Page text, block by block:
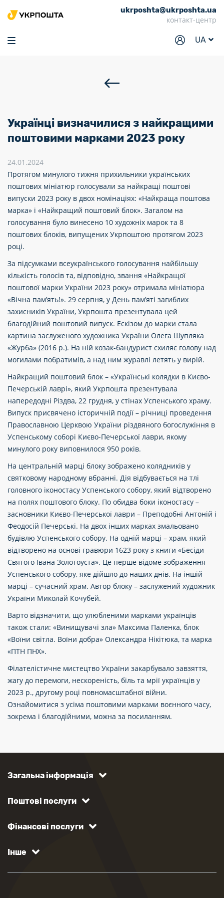
ukrposhta@ukrposhta.ua
контакт-центр
UA
Головна
Маркет
Відділення
Кар’єра
Для бізнесу
Українці визначилися з найкращими
поштовими марками 2023 року
24.01.2024
Протягом минулого тижня прихильники українських
поштових мініатюр голосували за найкращі поштові
випуски 2023 року в двох номінаціях: «Найкраща поштова
марка» і «Найкращий поштовий блок». Загалом на
голосування було винесено 10 художніх марок та 8
поштових блоків, випущених Укрпоштою протягом 2023
році.
За підсумками всеукраїнського голосування найбільшу
кількість голосів та, відповідно, звання «Найкращої
поштової марки України 2023 року» отримала мініатюра
«Вічна пам’ять!». 29 серпня, у День пам’яті загиблих
захисників України, Укрпошта презентувала цей
благодійний поштовий випуск. Ескізом до марки стала
картина заслуженого художника України Олега Шупляка
«Журба» (2016 р.). На ній козак-бандурист схиляє голову над
могилами побратимів, а над ним журавлі летять у вирій.
Найкращий поштовий блок – «Українські колядки в Києво-
Печерській лаврі», який Укрпошта презентувала
напередодні Різдва, 22 грудня, у стінах Успенського храму.
Випуск присвячено історичній події – річниці проведення
Православною Церквою України різдвяного богослужіння в
Успенському соборі Києво-Печерської лаври, якому
минулого року виповнилося 950 років.
На центральній марці блоку зображено колядників у
святковому народному вбранні. Дія відбувається на тлі
головного іконостасу Успенського собору, який відтворено
на полях поштового блоку. По обидва боки іконостасу –
засновники Києво-Печерської лаври – Преподобні Антоній і
Феодосій Печерські. На двох інших марках змальовано
будівлю Успенського собору. На одній марці – храм, який
відтворено на основі гравюри 1623 року з книги «Бесіди
Святого Івана Золотоуста». Це перше відоме зображення
Успенського собору, яке дійшло до наших днів. На іншій
марці – сучасний храм. Автор блоку – заслужений художник
України Миколай Кочубей.
Варто відзначити, що улюбленими марками українців
також стали: «Винищувачі зла» Максима Паленка, блок
«Воїни світла. Воїни добра» Олександра Нікітюка, та марка
«ПТН ПНХ».
Філателістичне мистецтво України закарбувало завзяття,
жагу до перемоги, нескореність, біль та мрії українців у
2023 р., другому році повномасштабної війни.
Ознайомитися з усіма поштовими марками воєнного часу,
зокрема і благодійними, можна за посиланням.
Загальна інформація
Поштові послуги
Фінансові послуги
Інше